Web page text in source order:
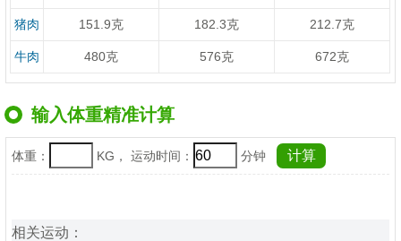
猪肉 151.9克 182.3克 212.7克
牛肉 480克 576克 672克
输入体重精准计算
体重： KG， 运动时间： 分钟
相关运动：